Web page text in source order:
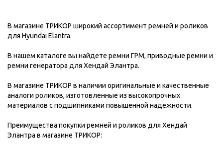
В магазине ТРИКОР широкий ассортимент ремней и роликов
для Hyundai Elantra.
В нашем каталоге вы найдете ремни ГРМ, приводные ремни и
ремни генератора для Хендай Элантра.
В магазине ТРИКОР в наличии оригинальные и качественные
аналоги роликов, изготовленные из высокопрочных
материалов с подшипниками повышенной надежности.
Преимущества покупки ремней и роликов для Хендай
Элантра в магазине ТРИКОР: